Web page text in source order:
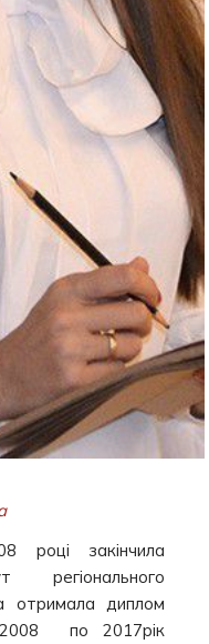
закінчила
регіонального
отримала диплом
2008 по 2017рік